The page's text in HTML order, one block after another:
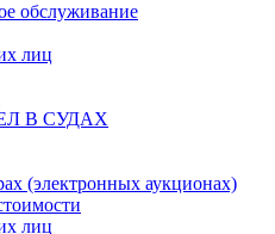
обслуживание
лиц
В СУДАХ
(электронных аукционах)
лиц